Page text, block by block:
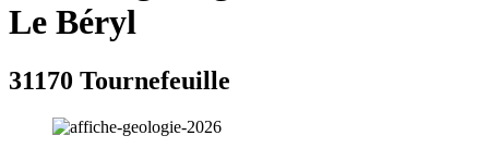
Le Béryl
31170 Tournefeuille